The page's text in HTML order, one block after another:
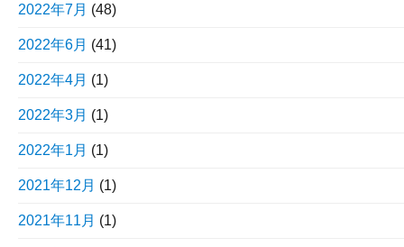
2022年7月 (48)
2022年6月 (41)
2022年4月 (1)
2022年3月 (1)
2022年1月 (1)
2021年12月 (1)
2021年11月 (1)